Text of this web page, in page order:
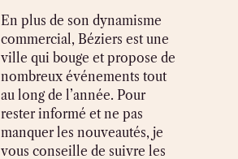
En plus de son dynamisme
commercial, Béziers est une
ville qui bouge et propose de
nombreux événements tout
au long de l’année. Pour
rester informé et ne pas
manquer les nouveautés, je
vous conseille de suivre les